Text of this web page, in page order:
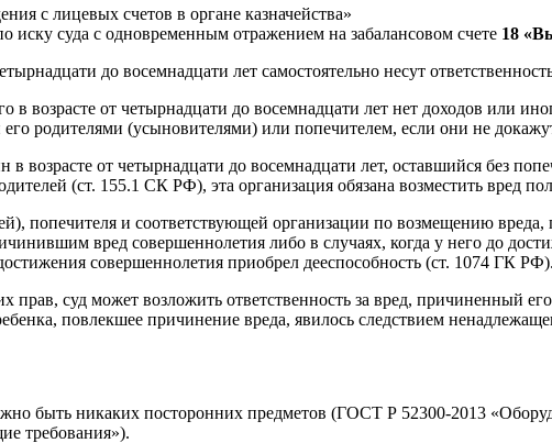
с лицевых счетов в органе казначейства»
иску суда с одновременным отражением на забалансовом счете 18
до восемнадцати лет самостоятельно несут
в возрасте от четырнадцати до восемнадцати лет нет доходов или
родителями (усыновителями) или попечителем, если они не
возрасте от четырнадцати до восемнадцати лет, оставшийся без
(ст. 155.1 СК РФ), эта организация обязана возместить вред
попечителя и соответствующей организации по возмещению
вред совершеннолетия либо в случаях, когда у него до
совершеннолетия приобрел дееспособность (ст. 1074 ГК РФ).
прав, суд может возложить ответственность за вред, причиненный
повлекшее причинение вреда, явилось следствием
быть никаких посторонних предметов (ГОСТ Р 52300-2013
требования»).